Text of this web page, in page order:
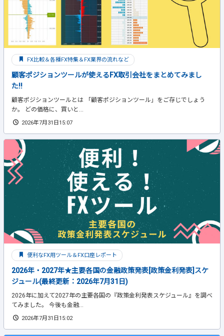
FX比較＆各種FX特集＆FX業界の流れなど
顧客ポジションツールが使えるFX取引会社をまとめてみまし
た!!
顧客ポジションツールとは 「顧客ポジションツール」をご存じでしょう
か。 どの価格に、買いと...
2026年7月31日15:07
便利なFX用ツール＆FX口座レポート
2026年・2027年★主要各国の金融政策発表[政策金利発表]スケ
ジュール(最終更新：2026年7月31日)
2026年に加えて2027年の主要各国の『政策金利発表スケジュール』を調べ
てみました。 今後も金融...
2026年7月31日15:02